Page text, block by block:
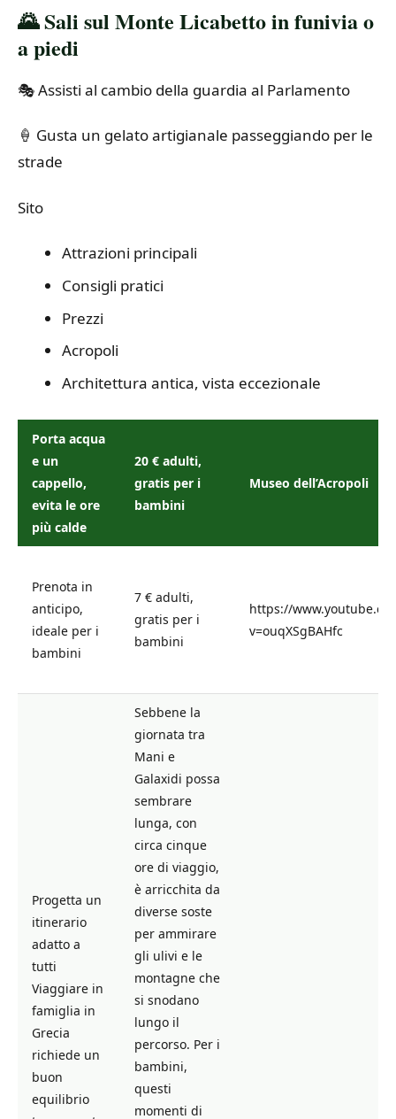
🌄 Sali sul Monte Licabetto in funivia o
a piedi
🎭 Assisti al cambio della guardia al Parlamento
🍦 Gusta un gelato artigianale passeggiando per le
strade
Sito
Attrazioni principali
Consigli pratici
Prezzi
Acropoli
Architettura antica, vista eccezionale
Porta acqua
e un
cappello,
evita le ore
più calde
20 € adulti,
gratis per i
bambini
Museo dell’Acropoli
Prenota in
anticipo,
ideale per i
bambini
7 € adulti,
gratis per i
bambini
https://
v=ouqXSgBAHfc
Progetta un
itinerario
adatto a
tutti
Viaggiare in
famiglia in
Grecia
richiede un
buon
equilibrio
Sebbene la
giornata tra
Mani e
Galaxidi possa
sembrare
lunga, con
circa cinque
ore di viaggio,
è arricchita da
diverse soste
per ammirare
gli ulivi e le
montagne che
si snodano
lungo il
percorso. Per i
bambini,
questi
momenti di